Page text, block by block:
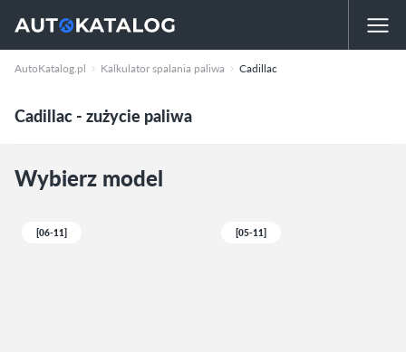
AutoKatalog.pl Kalkulator spalania paliwa Cadillac
Cadillac - zużycie paliwa
Wybierz model
[06-11] [05-11]